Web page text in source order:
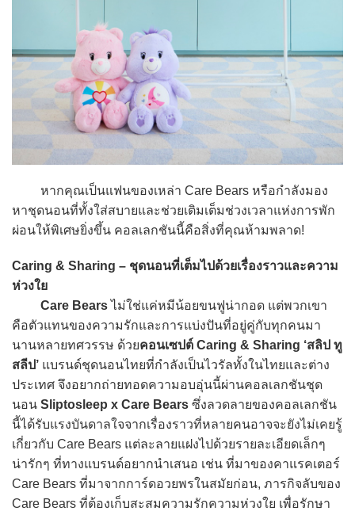
หากคุณเป็นแฟนของเหล่า Care Bears หรือกำลังมอง
หาชุดนอนที่ทั้งใส่สบายและช่วยเติมเต็มช่วงเวลาแห่งการพัก
ผ่อนให้พิเศษยิ่งขึ้น คอลเลกชันนี้คือสิ่งที่คุณห้ามพลาด!
Caring & Sharing – ชุดนอนที่เต็มไปด้วยเรื่องราวและความ
ห่วงใย
Care Bearsไม่ใช่แค่หมีน้อยขนฟูน่ากอด แต่พวกเขา
คือตัวแทนของความรักและการแบ่งปันที่อยู่คู่กับทุกคนมา
นานหลายทศวรรษ ด้วยคอนเซปต์ Caring & Sharing ‘สลิป ทู
สลีป’ แบรนด์ชุดนอนไทยที่กำลังเป็นไวรัลทั้งในไทยและต่าง
ประเทศ จึงอยากถ่ายทอดความอบอุ่นนี้ผ่านคอลเลกชันชุด
นอน Sliptosleep x Care Bears ซึ่งลวดลายของคอลเลกชัน
นี้ได้รับแรงบันดาลใจจากเรื่องราวที่หลายคนอาจจะยังไม่เคยรู้
เกี่ยวกับ Care Bears แต่ละลายแฝงไปด้วยรายละเอียดเล็กๆ
น่ารักๆ ที่ทางแบรนด์อยากนำเสนอ เช่น ที่มาของคาแรคเตอร์
Care Bears ที่มาจากการ์ดอวยพรในสมัยก่อน, ภารกิจลับของ
Care Bears ที่ต้องเก็บสะสมความรักความห่วงใย เพื่อรักษา